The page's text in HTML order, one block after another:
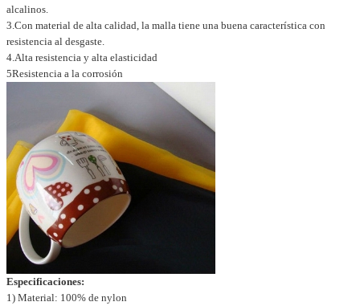
alcalinos.
3.Con material de alta calidad, la malla tiene una buena característica con
resistencia al desgaste.
4.Alta resistencia y alta elasticidad
5Resistencia a la corrosión
Especificaciones:
1) Material: 100% de nylon